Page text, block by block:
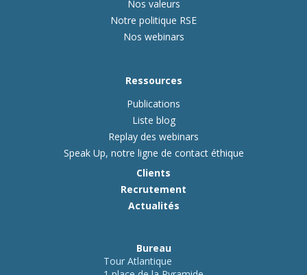
Nos valeurs
Notre politique RSE
Nos webinars
Ressources
Publications
Liste blog
Replay des webinars
Speak Up, notre ligne de contact éthique
Clients
Recrutement
Actualités
Bureau
Tour Atlantique